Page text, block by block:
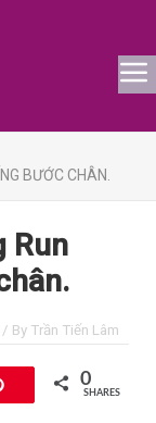
BƯỚC CHÂN.
Run
/ By Trần Tiến Lâm
0
SHARES